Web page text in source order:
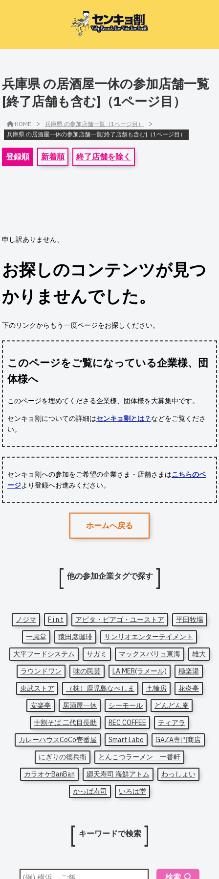
兵庫県 の居酒屋一休の参加店舗一覧
[終了店舗も含む]（1ページ目）
HOME > 兵庫県 の参加店舗一覧（1ページ目） >
兵庫県 の居酒屋一休の参加店舗一覧[終了店舗も含む]（1ページ目）
登録順 新着順 終了店舗を除く
申し訳ありません、
お探しのコンテンツが見つ
かりませんでした。
下のリンクからもう一度ページをお探しください。
このページをご覧になっている企業様、団
体様へ
このページを埋めてくださる企業様、団体様を大募集中です。
センキョ割についての詳細はセンキョ割とは？ などをご覧くださ
い。
センキョ割への参加をご希望の企業さま・店舗さまはこちらのペ
ージより登録へお進みください。
ホームへ戻る
他の参加企業タグで探す
ノジマ F i.n.t アピタ・ピアゴ・ユーストア
平田牧場
一風堂
猿田彦珈琲
サンリオエンターテイメント
大平フードシステム
サガミ マックスバリュ東海
雄大
ラウンドワン
味の民芸 LA MER(ラメール)
極楽湯
東武ストア
（株）鹿児島なべしま 七輪房
花炎亭
安楽亭
居酒屋一休 シーモール
どんどん庵
十割そば 二代目長助
REC COFFEE
ティアラ
カレーハウスCoCo壱番屋
Smart Labo
GAZA専門商店
にぎりの徳兵衛
とんこつラーメン 一番軒
カラオケBanBan
廻天寿司 海鮮アトム
わっしょい
かっぱ寿司
いろは堂
キーワードで検索